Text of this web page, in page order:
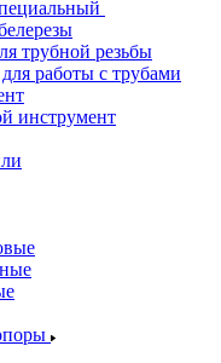
трубной резьбы
работы с трубами
инструмент